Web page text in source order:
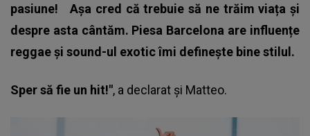
pasiune!
Așa cred că trebuie să ne trăim viața și
despre asta cântăm. Piesa Barcelona are influențe
reggae și sound-ul exotic îmi definește bine stilul.
Sper să fie un hit!", a declarat și Matteo.